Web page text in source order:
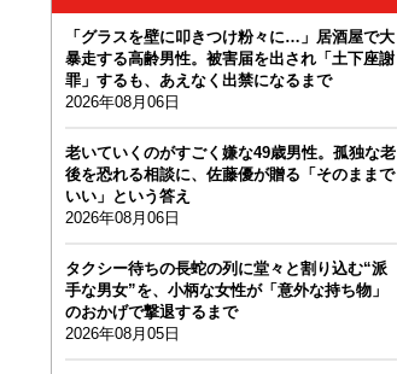
「グラスを壁に叩きつけ粉々に…」居酒屋で大
暴走する高齢男性。被害届を出され「土下座謝
罪」するも、あえなく出禁になるまで
2026年08月06日
老いていくのがすごく嫌な49歳男性。孤独な老
後を恐れる相談に、佐藤優が贈る「そのままで
いい」という答え
2026年08月06日
タクシー待ちの長蛇の列に堂々と割り込む“派
手な男女”を、小柄な女性が「意外な持ち物」
のおかげで撃退するまで
2026年08月05日